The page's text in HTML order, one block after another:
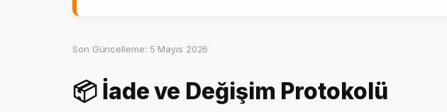
Son Güncelleme: 5 Mayıs 2026
📦 İade ve Değişim Protokolü